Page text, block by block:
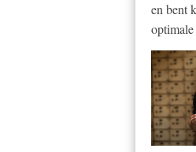
en bent